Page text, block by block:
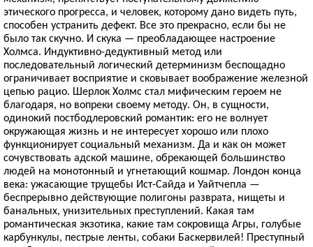
этического прогресса, и человек, которому дано видеть путь,
способен устранить дефект. Все это прекрасно, если бы не
было так скучно. И скука — преобладающее настроение
Холмса. Индуктивно-дедуктивный метод или
последовательный логический детерминизм беспощадно
ограничивает восприятие и сковывает воображение железной
цепью рацио. Шерлок Холмс стал мифическим героем не
благодаря, но вопреки своему методу. Он, в сущности,
одинокий постбодлеровский романтик: его не волнует
окружающая жизнь и не интересует хорошо или плохо
функционирует социальный механизм. Да и как он может
сочувствовать адской машине, обрекающей большинство
людей на монотонный и угнетающий кошмар. Лондон конца
века: ужасающие трущебы Ист-Сайда и Уайтчепла —
беспрерывно действующие полигоны разврата, нищеты и
банальных, унизительных преступлений. Какая там
романтическая экзотика, какие там сокровища Агры, голубые
карбункулы, пестрые ленты, собаки Баскервилей! Преступный